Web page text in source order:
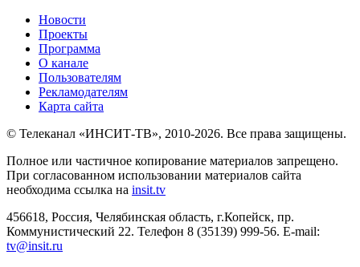
Новости
Проекты
Программа
О канале
Пользователям
Рекламодателям
Карта сайта
© Телеканал «ИНСИТ-ТВ», 2010-2026. Все права защищены.
Полное или частичное копирование материалов запрещено.
При согласованном использовании материалов сайта
необходима ссылка на insit.tv
456618, Россия, Челябинская область, г.Копейск, пр.
Коммунистический 22. Телефон 8 (35139) 999-56. E-mail:
tv@insit.ru